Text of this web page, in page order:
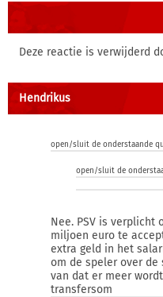
Deze reactie is verwijderd
Hendrikus
open/sluit de onderstaande
open/sluit de
Nee. PSV is verplicht
miljoen euro te
extra geld in het
om de speler over
van dat er meer
transfersom